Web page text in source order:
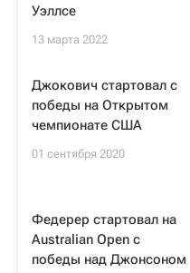
Уэллсе
13 марта 2022
Джокович стартовал с
победы на Открытом
чемпионате США
01 сентября 2020
Федерер стартовал на
Australian Open с
победы над Джонсоном